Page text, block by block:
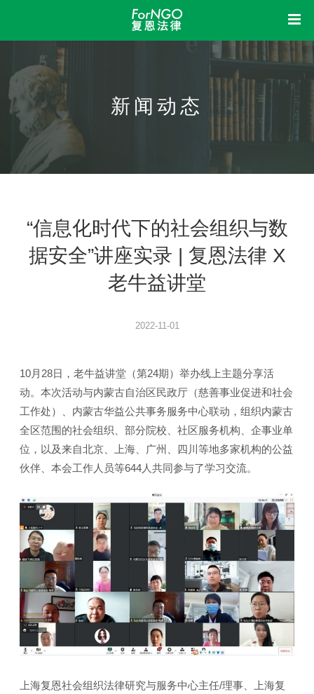
复恩
关于我们
组织架构
机构制度
信息公开
业务活动
荣誉资质
洞察
我想
法律体检
法律咨询
法律培训
加入我们
新闻动态
“信息化时代下的社会组织与数
据安全”讲座实录 | 复恩法律 X
老牛益讲堂
2022-11-01
10月28日，老牛益讲堂（第24期）举办线上主题分享活
动。本次活动与内蒙古自治区民政厅（慈善事业促进和社会
工作处）、内蒙古华益公共事务服务中心联动，组织内蒙古
全区范围的社会组织、部分院校、社区服务机构、企事业单
位，以及来自北京、上海、广州、四川等地多家机构的公益
伙伴、本会工作人员等644人共同参与了学习交流。
上海复恩社会组织法律研究与服务中心主任/理事、上海复